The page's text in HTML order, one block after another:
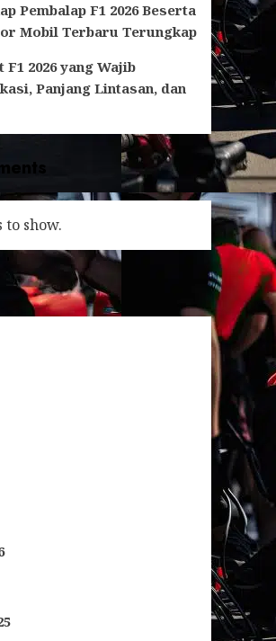
Pembalap F1 2026 Beserta
Mobil Terbaru Terungkap
2026 yang Wajib
Panjang Lintasan, dan
to show.